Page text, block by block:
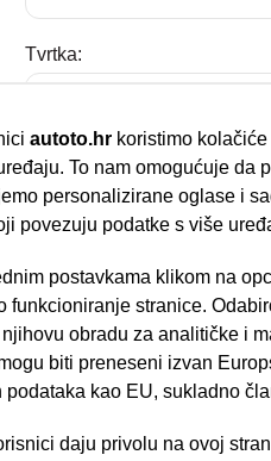
Tvrtka:
E-mail:
Telefon/mobitel:
Poruka:
-
autoto.hr koristimo
To nam omogućuje da
personalizirane oglase i
povezuju podatke s više
postavkama klikom na
funkcioniranje stranice.
obradu za analitičke i
biti preneseni izvan
podataka kao EU, sukladno
daju privolu na ovoj